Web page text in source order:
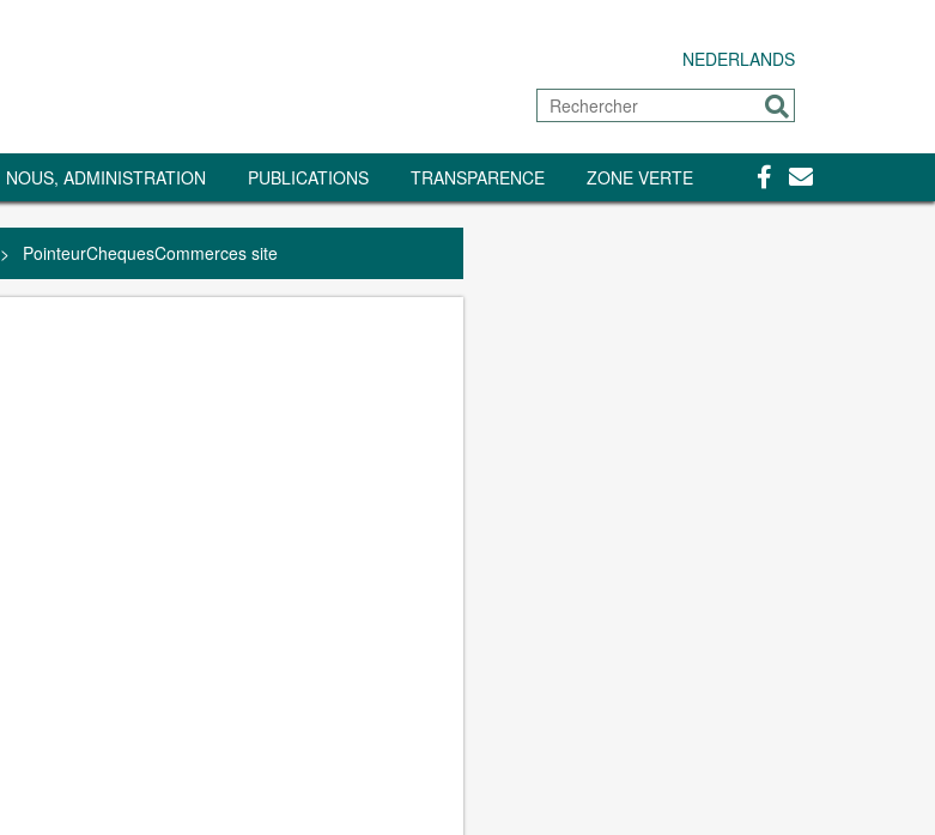
NEDERLANDS
Rechercher
Envoyer
NOUS, ADMINISTRATION PUBLICATIONS TRANSPARENCE ZONE VERTE Facebook
Contact
> PointeurChequesCommerces site